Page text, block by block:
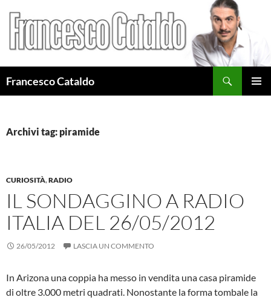
Francesco Cataldo
Archivi tag: piramide
CURIOSITÀ,RADIO
IL SONDAGGINO A RADIO
ITALIA DEL 26/05/2012
26/05/2012 LASCIA UN COMMENTO
In Arizona una coppia ha messo in vendita una casa piramide
di oltre 3.000 metri quadrati. Nonostante la forma tombale la